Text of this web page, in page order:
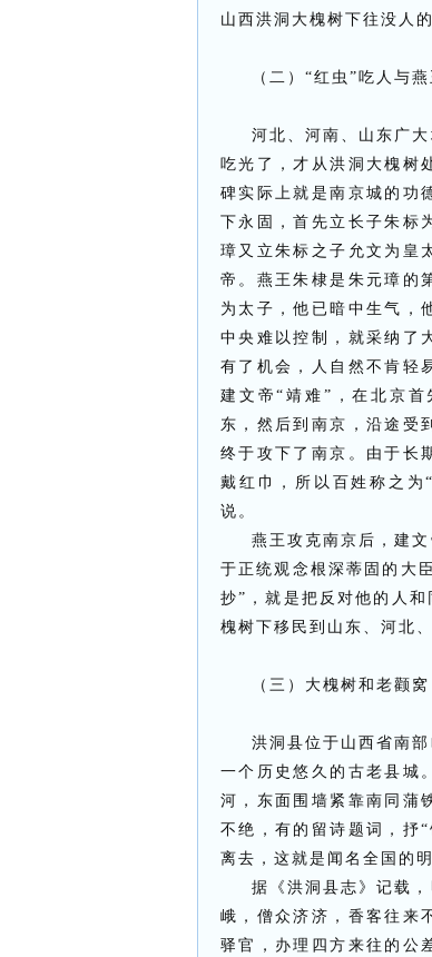
山西洪洞大槐树下往没人
（二）“红虫”吃人与
河北、河南、山东广
吃光了，才从洪洞大槐树
碑实际上就是南京城的功
下永固，首先立长子朱标
璋又立朱标之子允文为皇
帝。燕王朱棣是朱元璋的
为太子，他已暗中生气，
中央难以控制，就采纳了
有了机会，人自然不肯轻
建文帝“靖难”，在北京
东，然后到南京，沿途受
终于攻下了南京。由于长
戴红巾，所以百姓称之为
说。
燕王攻克南京后，建
于正统观念根深蒂固的大
抄”，就是把反对他的人
槐树下移民到山东、河北
（三）大槐树和老颧窝
洪洞县位于山西省南
一个历史悠久的古老县城
河，东面围墙紧靠南同蒲
不绝，有的留诗题词，抒
离去，这就是闻名全国的
据《洪洞县志》记载
峨，僧众济济，香客往来
驿官，办理四方来往的公